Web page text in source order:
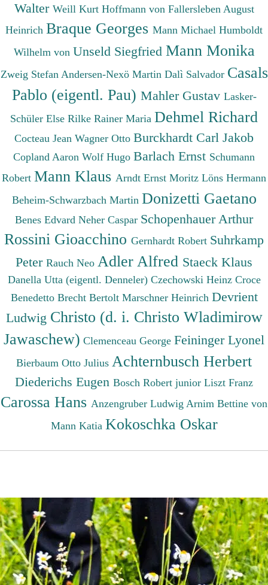
Walter Weill Kurt Hoffmann von Fallersleben August
Heinrich Braque Georges Mann Michael Humboldt
Wilhelm von Unseld Siegfried Mann Monika
Zweig Stefan Andersen-Nexö Martin Dalì Salvador Casals
Pablo (eigentl. Pau) Mahler Gustav Lasker-
Schüler Else Rilke Rainer Maria Dehmel Richard
Cocteau Jean Wagner Otto Burckhardt Carl Jakob
Copland Aaron Wolf Hugo Barlach Ernst Schumann
Robert Mann Klaus Arndt Ernst Moritz Löns Hermann
Beheim-Schwarzbach Martin Donizetti Gaetano
Benes Edvard Neher Caspar Schopenhauer Arthur
Rossini Gioacchino Gernhardt Robert Suhrkamp
Peter Rauch Neo Adler Alfred Staeck Klaus
Danella Utta (eigentl. Denneler) Czechowski Heinz Croce
Benedetto Brecht Bertolt Marschner Heinrich Devrient
Ludwig Christo (d. i. Christo Wladimirow
Jawaschew) Clemenceau George Feininger Lyonel
Bierbaum Otto Julius Achternbusch Herbert
Diederichs Eugen Bosch Robert junior Liszt Franz
Carossa Hans Anzengruber Ludwig Arnim Bettine von
Mann Katia Kokoschka Oskar